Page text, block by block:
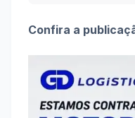
Confira a